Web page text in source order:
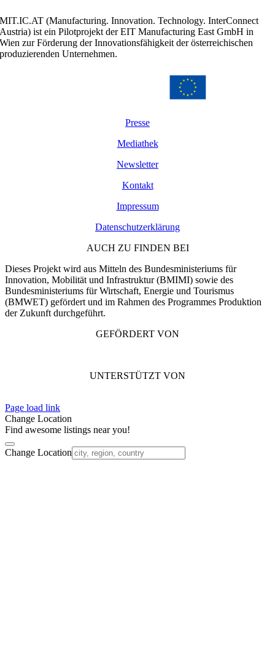
MIT.IC.AT (Manufacturing. Innovation. Technology. InterConnect
Austria) ist ein Pilotprojekt der EIT Manufacturing East GmbH in
Wien zur Förderung der Innovationsfähigkeit der österreichischen
produzierenden Unternehmen.
Presse
Mediathek
Newsletter
Kontakt
Impressum
Datenschutzerklärung
AUCH ZU FINDEN BEI
Dieses Projekt wird aus Mitteln des Bundesministeriums für
Innovation, Mobilität und Infrastruktur (BMIMI) sowie des
Bundesministeriums für Wirtschaft, Energie und Tourismus
(BMWET) gefördert und im Rahmen des Programmes Produktion
der Zukunft durchgeführt.
GEFÖRDERT VON
UNTERSTÜTZT VON
Page load link
Change Location
Find awesome listings near you!
Change Location